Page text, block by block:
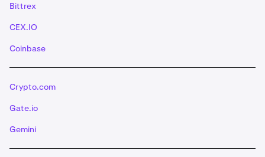
Bittrex
CEX.IO
Coinbase
Crypto.com
Gate.io
Gemini